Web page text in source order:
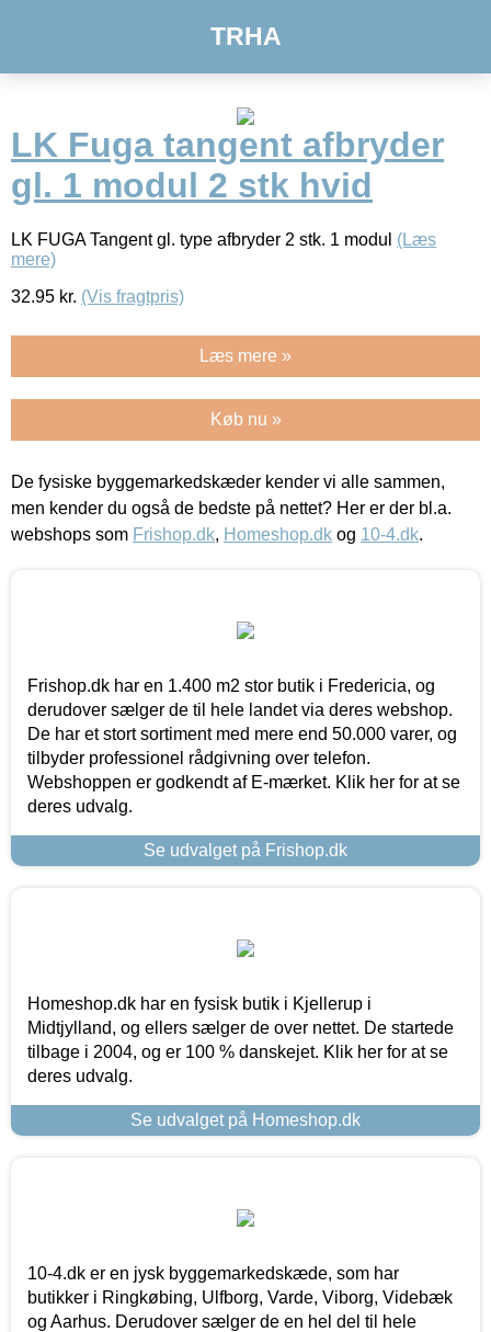
TRHA
LK Fuga tangent afbryder
gl. 1 modul 2 stk hvid
LK FUGA Tangent gl. type afbryder 2 stk. 1 modul (Læs
mere)
32.95 kr. (Vis fragtpris)
Læs mere »
Køb nu »
De fysiske byggemarkedskæder kender vi alle sammen,
men kender du også de bedste på nettet? Her er der bl.a.
webshops som Frishop.dk, Homeshop.dk og 10-4.dk.
Frishop.dk har en 1.400 m2 stor butik i Fredericia, og
derudover sælger de til hele landet via deres webshop.
De har et stort sortiment med mere end 50.000 varer, og
tilbyder professionel rådgivning over telefon.
Webshoppen er godkendt af E-mærket. Klik her for at se
deres udvalg.
Se udvalget på Frishop.dk
Homeshop.dk har en fysisk butik i Kjellerup i
Midtjylland, og ellers sælger de over nettet. De startede
tilbage i 2004, og er 100 % danskejet. Klik her for at se
deres udvalg.
Se udvalget på Homeshop.dk
10-4.dk er en jysk byggemarkedskæde, som har
butikker i Ringkøbing, Ulfborg, Varde, Viborg, Videbæk
og Aarhus. Derudover sælger de en hel del til hele